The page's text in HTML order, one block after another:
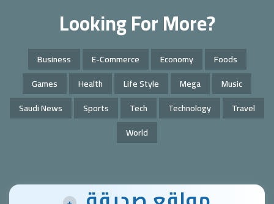
Looking For More?
Business E-Commerce Economy
Foods
Games
Health Life Style Mega
Music
Saudi News
Sports Tech Technology
Travel
World